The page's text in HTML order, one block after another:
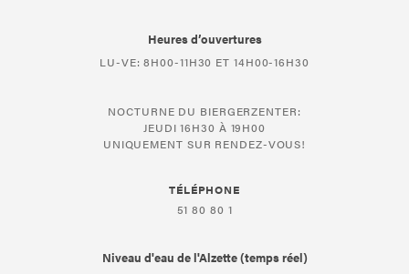
Heures d’ouvertures
LU-VE: 8H00-11H30 ET 14H00-16H30
NOCTURNE DU BIERGERZENTER:
JEUDI 16H30 À 19H00
UNIQUEMENT SUR RENDEZ-VOUS!
TÉLÉPHONE
51 80 80 1
Niveau d'eau de l'Alzette (temps réel)